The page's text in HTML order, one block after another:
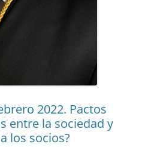
2022. Pactos
entre la sociedad y
los socios?